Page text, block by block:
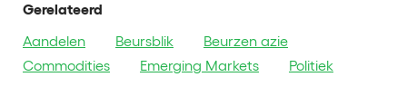
Gerelateerd
Aandelen
Beursblik
Beurzen azie
Commodities
Emerging Markets Politiek